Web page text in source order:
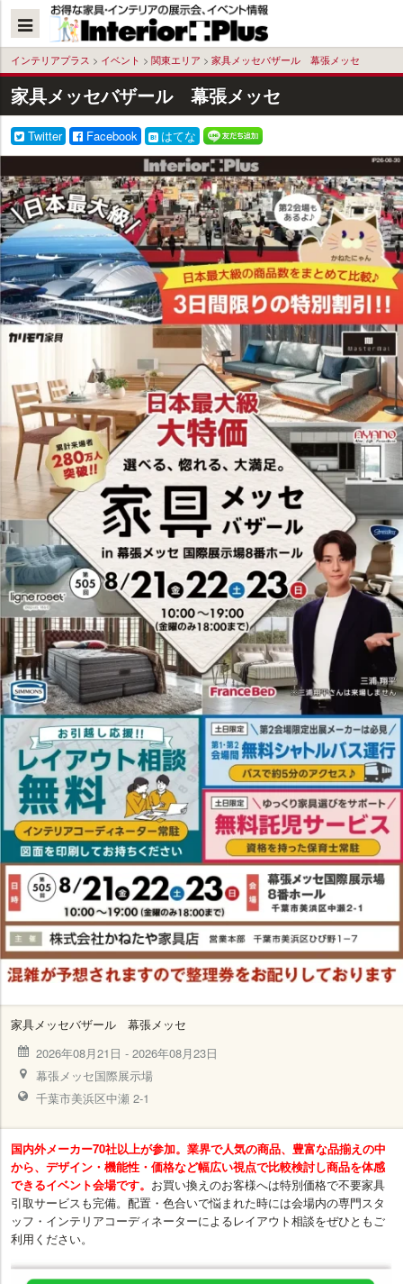
へ
インテリアプラス > イベント > 関東エリア > 家具メッセバザール 幕張メッセ
家具メッセバザール 幕張メッセ
Twitter Facebook はてな
家具メッセバザール 幕張メッセ
2026年08月21日 - 2026年08月23日
幕張メッセ国際展示場
千葉市美浜区中瀬 2-1
国内外メーカー70社以上が参加。業界で人気の商品、豊富な品揃えの中
から、デザイン・機能性・価格など幅広い視点で比較検討し商品を体感
できるイベント会場です。 お買い換えのお客様へは特別価格で不要家具
引取サービスも完備。配置・色合いで悩まれた時には会場内の専門スタ
ッフ・インテリアコーディネーターによるレイアウト相談をぜひともご
利用ください。